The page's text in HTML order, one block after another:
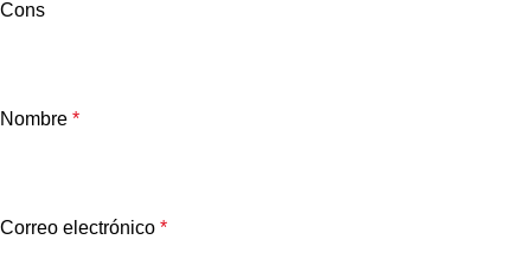
Cons
Nombre *
Correo electrónico *